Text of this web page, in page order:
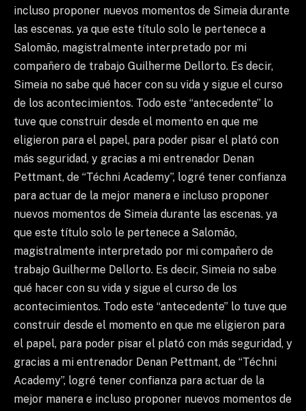
incluso proponer nuevos momentos de Simeia durante
las escenas. ya que este título solo le pertenece a
Salomão, magistralmente interpretado por mi
compañero de trabajo Guilherme Dellorto. Es decir,
Simeia no sabe qué hacer con su vida y sigue el curso
de los acontecimientos. Todo este “antecedente” lo
tuve que construir desde el momento en que me
eligieron para el papel, para poder pisar el plató con
más seguridad, y gracias a mi entrenador Denan
Pettmant, de “Téchni Academy”, logré tener confianza
para actuar de la mejor manera e incluso proponer
nuevos momentos de Simeia durante las escenas. ya
que este título solo le pertenece a Salomão,
magistralmente interpretado por mi compañero de
trabajo Guilherme Dellorto. Es decir, Simeia no sabe
qué hacer con su vida y sigue el curso de los
acontecimientos. Todo este “antecedente” lo tuve que
construir desde el momento en que me eligieron para
el papel, para poder pisar el plató con más seguridad, y
gracias a mi entrenador Denan Pettmant, de “Téchni
Academy”, logré tener confianza para actuar de la
mejor manera e incluso proponer nuevos momentos de